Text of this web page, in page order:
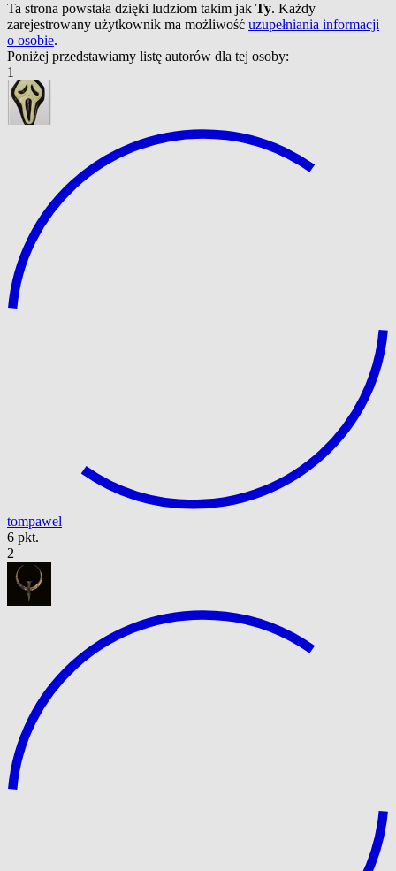
Ta strona powstała dzięki ludziom takim jak Ty. Każdy
zarejestrowany użytkownik ma możliwość uzupełniania informacji
o osobie.
Poniżej przedstawiamy listę autorów dla tej osoby:
1
tompawel
6 pkt.
2